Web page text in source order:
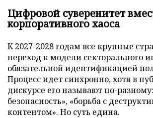
Цифровой суверенитет
корпоративного хаоса
К 2027-2028 годам все крупные
переход к модели секторального
обязательной идентификацией
Процесс идет синхронно, хотя в
дискурсе его называют по-
безопасность», «борьба с
контентом». Но суть едина.